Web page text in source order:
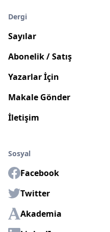
Dergi
Sayılar
Abonelik / Satış
Yazarlar İçin
Makale Gönder
İletişim
Sosyal
Facebook
Twitter
Akademia